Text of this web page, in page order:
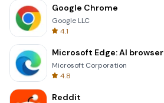
Google Chrome
Google LLC
4.1
Microsoft Edge: AI browser
Microsoft Corporation
4.8
Reddit